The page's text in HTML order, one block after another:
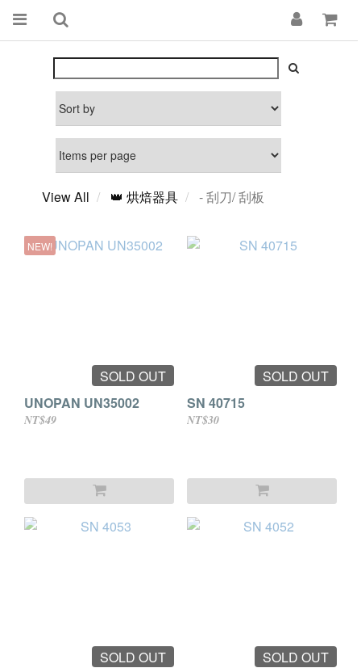
View All 👑 烘焙器具 - 刮刀/ 刮板
NEW!
SOLD OUT
UNOPAN UN35002
NT$49
SOLD OUT
SN 40715
NT$30
SOLD OUT
SOLD OUT